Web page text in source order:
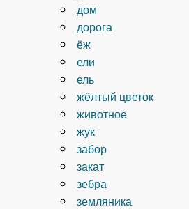
дом
дорога
ёж
ели
ель
жёлтый цветок
животное
жук
забор
закат
зебра
земляника